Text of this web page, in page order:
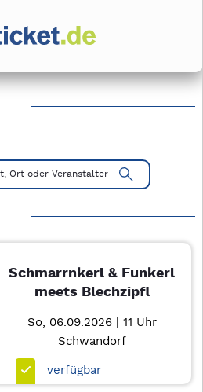
wechseln. Mit Pfeiltasten
Ort oder Veranstalter
Schmarrnkerl & Funkerl
meets Blechzipfl
So, 06.09.2026 | 11 Uhr
Schwandorf
verfügbar